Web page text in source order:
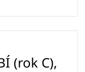
(rok C),